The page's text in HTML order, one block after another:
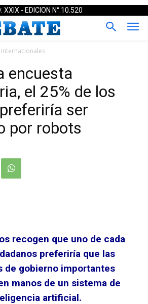
XXIX - EDICION N°:10.520
Internacionales
encuesta
el 25% de los
ser
por robots
recogen que uno de cada
preferiría que las
de gobierno importantes
manos de un sistema de
artificial.